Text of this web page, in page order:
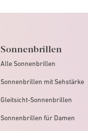
Sonnenbrillen
Alle Sonnenbrillen
Sonnenbrillen mit Sehstärke
Gleitsicht-Sonnenbrillen
Sonnenbrillen für Damen